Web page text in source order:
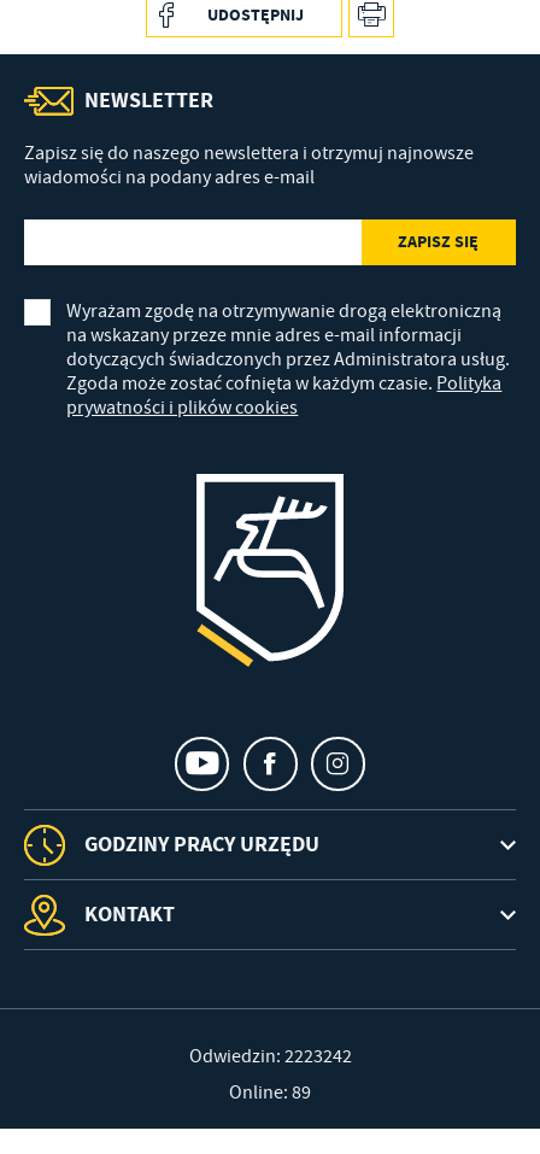
UDOSTĘPNIJ
NEWSLETTER
Zapisz się do naszego newslettera i otrzymuj najnowsze
wiadomości na podany adres e-mail
Wyrażam zgodę na otrzymywanie drogą elektroniczną
na wskazany przeze mnie adres e-mail informacji
dotyczących świadczonych przez Administratora usług.
Zgoda może zostać cofnięta w każdym czasie. Polityka
prywatności i plików cookies
GODZINY PRACY URZĘDU
KONTAKT
Odwiedzin: 2223242
Online: 89